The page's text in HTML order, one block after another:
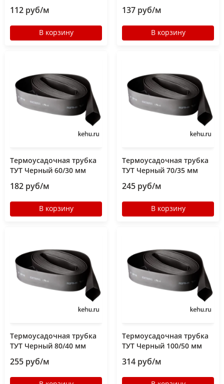
112 руб/м
В корзину
137 руб/м
В корзину
Термоусадочная трубка
ТУТ Черный 60/30 мм
182 руб/м
В корзину
Термоусадочная трубка
ТУТ Черный 70/35 мм
245 руб/м
В корзину
Термоусадочная трубка
ТУТ Черный 80/40 мм
255 руб/м
Термоусадочная трубка
ТУТ Черный 100/50 мм
314 руб/м